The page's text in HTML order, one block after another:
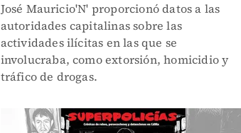
José Mauricio'N' proporcionó datos a las
autoridades capitalinas sobre las
actividades ilícitas en las que se
involucraba, como extorsión, homicidio y
tráfico de drogas.